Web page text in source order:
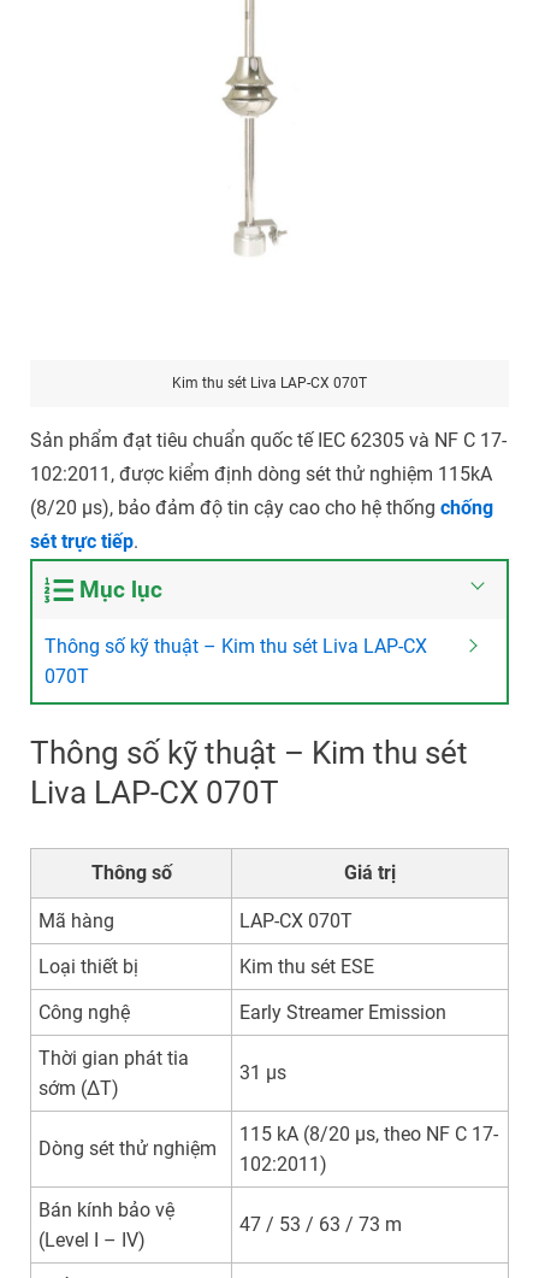
Kim thu sét Liva LAP-CX 070T
Sản phẩm đạt tiêu chuẩn quốc tế IEC 62305 và NF C 17-
102:2011, được kiểm định dòng sét thử nghiệm 115kA
(8/20 µs), bảo đảm độ tin cậy cao cho hệ thống chống
sét trực tiếp.
Mục lục
Thông số kỹ thuật – Kim thu sét Liva LAP-CX
070T
Thông số kỹ thuật – Kim thu sét
Liva LAP-CX 070T
Thông số Giá trị
Mã hàng
LAP-CX 070T
Loại thiết bị
Kim thu sét ESE
Công nghệ
Early Streamer Emission
Thời gian phát tia
sớm (ΔT)
31 µs
Dòng sét thử nghiệm
115 kA (8/20 µs, theo NF C 17-
102:2011)
Bán kính bảo vệ
(Level I – IV)
47 / 53 / 63 / 73 m